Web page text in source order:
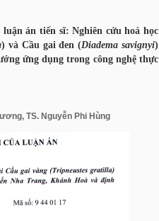
án tiến sĩ: Nghiên cứu hoá học
) và Cầu gai đen (Diadema savignyi)
ứng dụng trong công nghệ thực
TS. Nguyễn Phi Hùng